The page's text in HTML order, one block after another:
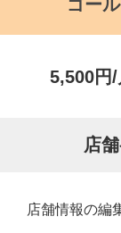
ゴー
5,500円/
店
店舗情報の編